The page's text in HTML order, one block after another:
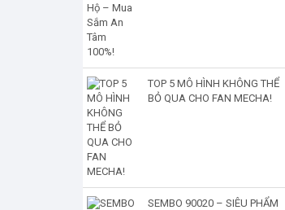
TOP 5 MÔ HÌNH KHÔNG THỂ
BỎ QUA CHO FAN MECHA!
SEMBO 90020 – SIÊU PHẨM